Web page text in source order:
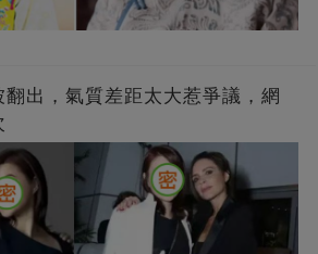
出，氣質差距太大惹爭議，網